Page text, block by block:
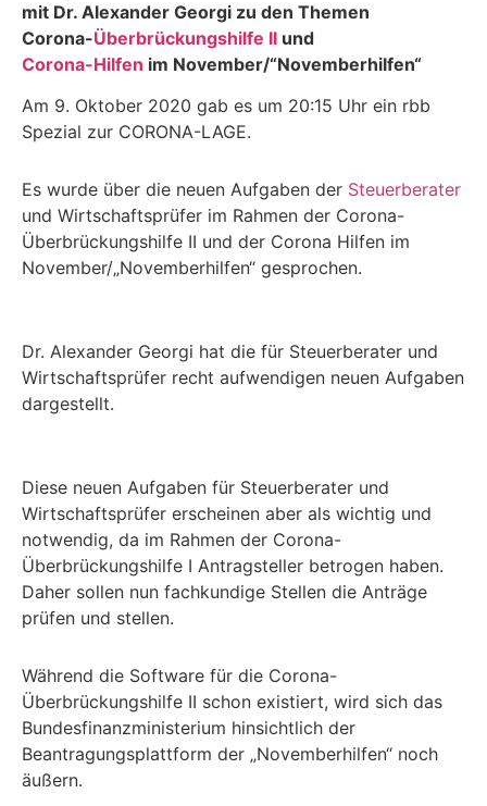
mit Dr. Alexander Georgi zu den Themen
Corona-Überbrückungshilfe II und
Corona-Hilfen im November/“Novemberhilfen“
Am 9. Oktober 2020 gab es um 20:15 Uhr ein rbb
Spezial zur CORONA-LAGE.
Es wurde über die neuen Aufgaben der Steuerberater
und Wirtschaftsprüfer im Rahmen der Corona-
Überbrückungshilfe II und der Corona Hilfen im
November/„Novemberhilfen“ gesprochen.
Dr. Alexander Georgi hat die für Steuerberater und
Wirtschaftsprüfer recht aufwendigen neuen Aufgaben
dargestellt.
Diese neuen Aufgaben für Steuerberater und
Wirtschaftsprüfer erscheinen aber als wichtig und
notwendig, da im Rahmen der Corona-
Überbrückungshilfe I Antragsteller betrogen haben.
Daher sollen nun fachkundige Stellen die Anträge
prüfen und stellen.
Während die Software für die Corona-
Überbrückungshilfe II schon existiert, wird sich das
Bundesfinanzministerium hinsichtlich der
Beantragungsplattform der „Novemberhilfen“ noch
äußern.